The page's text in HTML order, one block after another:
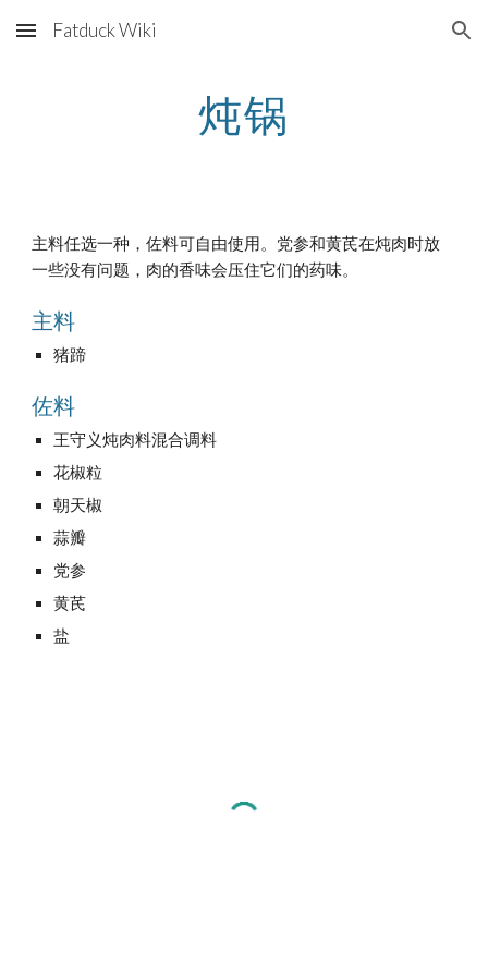
Skip to main content Skip to navigation
Fatduck Wiki
炖锅
主料任选一种，佐料可自由使用。党参和黄芪在炖肉时放
一些没有问题，肉的香味会压住它们的药味。
主料
猪蹄
佐料
王守义炖肉料混合调料
花椒粒
朝天椒
蒜瓣
党参
黄芪
盐